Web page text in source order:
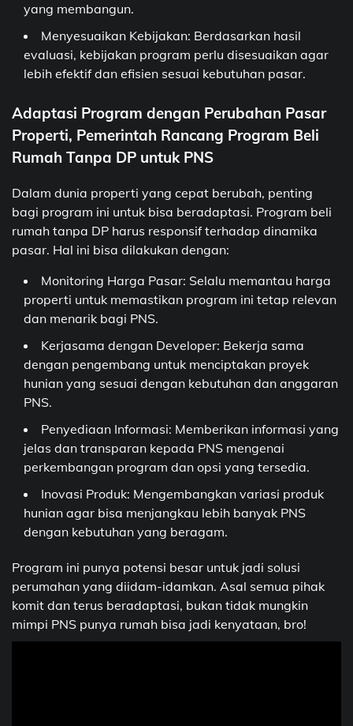
yang membangun.
Menyesuaikan Kebijakan: Berdasarkan hasil
evaluasi, kebijakan program perlu disesuaikan agar
lebih efektif dan efisien sesuai kebutuhan pasar.
Adaptasi Program dengan Perubahan Pasar
Properti, Pemerintah Rancang Program Beli
Rumah Tanpa DP untuk PNS
Dalam dunia properti yang cepat berubah, penting
bagi program ini untuk bisa beradaptasi. Program beli
rumah tanpa DP harus responsif terhadap dinamika
pasar. Hal ini bisa dilakukan dengan:
Monitoring Harga Pasar: Selalu memantau harga
properti untuk memastikan program ini tetap relevan
dan menarik bagi PNS.
Kerjasama dengan Developer: Bekerja sama
dengan pengembang untuk menciptakan proyek
hunian yang sesuai dengan kebutuhan dan anggaran
PNS.
Penyediaan Informasi: Memberikan informasi yang
jelas dan transparan kepada PNS mengenai
perkembangan program dan opsi yang tersedia.
Inovasi Produk: Mengembangkan variasi produk
hunian agar bisa menjangkau lebih banyak PNS
dengan kebutuhan yang beragam.
Program ini punya potensi besar untuk jadi solusi
perumahan yang diidam-idamkan. Asal semua pihak
komit dan terus beradaptasi, bukan tidak mungkin
mimpi PNS punya rumah bisa jadi kenyataan, bro!